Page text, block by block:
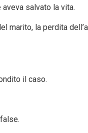
salvato la vita.
marito, la perdita
il caso.